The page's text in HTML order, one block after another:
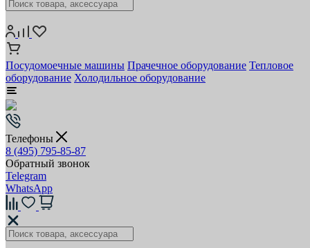
Посудомоечные машины Прачечное оборудование Тепловое
оборудование Холодильное оборудование
Телефоны
8 (495) 795-85-87
Обратный звонок
Telegram
WhatsApp